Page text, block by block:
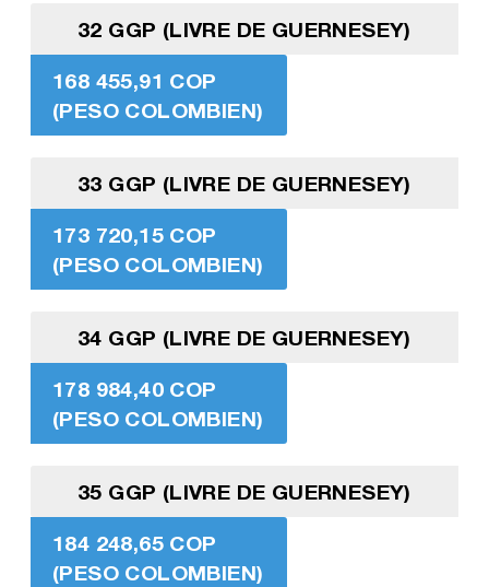
32 GGP (LIVRE DE GUERNESEY)
168 455,91 COP
(PESO COLOMBIEN)
33 GGP (LIVRE DE GUERNESEY)
173 720,15 COP
(PESO COLOMBIEN)
34 GGP (LIVRE DE GUERNESEY)
178 984,40 COP
(PESO COLOMBIEN)
35 GGP (LIVRE DE GUERNESEY)
184 248,65 COP
(PESO COLOMBIEN)